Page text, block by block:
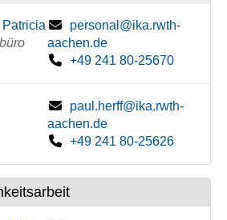
personal@ika.rwth-
aachen.de
+49 241 80-25670
paul.herff@ika.rwth-
aachen.de
+49 241 80-25626